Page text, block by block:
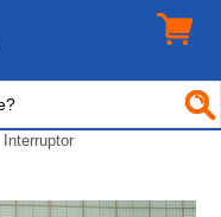
Interruptor